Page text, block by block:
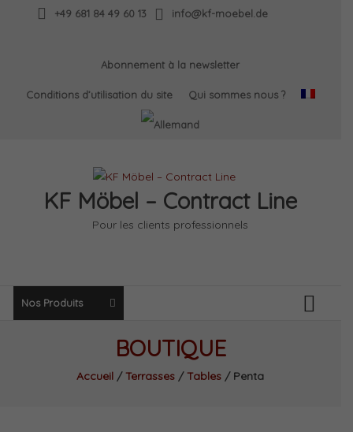
+49 681 84 49 60 13 info@kf-moebel.de
Abonnement à la newsletter
Conditions d’utilisation du site Qui sommes nous ?
KF Möbel – Contract Line
Pour les clients professionnels
Nos Produits
BOUTIQUE
Accueil /Terrasses /Tables / Penta